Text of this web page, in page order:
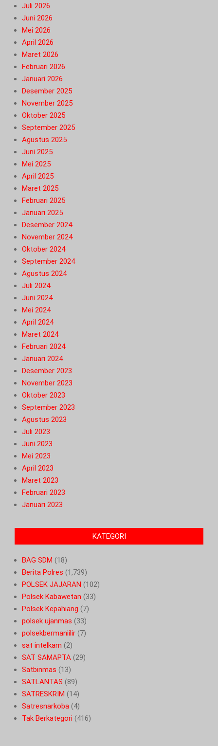
Juli 2026
Juni 2026
Mei 2026
April 2026
Maret 2026
Februari 2026
Januari 2026
Desember 2025
November 2025
Oktober 2025
September 2025
Agustus 2025
Juni 2025
Mei 2025
April 2025
Maret 2025
Februari 2025
Januari 2025
Desember 2024
November 2024
Oktober 2024
September 2024
Agustus 2024
Juli 2024
Juni 2024
Mei 2024
April 2024
Maret 2024
Februari 2024
Januari 2024
Desember 2023
November 2023
Oktober 2023
September 2023
Agustus 2023
Juli 2023
Juni 2023
Mei 2023
April 2023
Maret 2023
Februari 2023
Januari 2023
KATEGORI
BAG SDM (18)
Berita Polres (1,739)
POLSEK JAJARAN (102)
Polsek Kabawetan (33)
Polsek Kepahiang (7)
polsek ujanmas (33)
polsekbermaniilir (7)
sat intelkam (2)
SAT SAMAPTA (29)
Satbinmas (13)
SATLANTAS (89)
SATRESKRIM (14)
Satresnarkoba (4)
Tak Berkategori (416)